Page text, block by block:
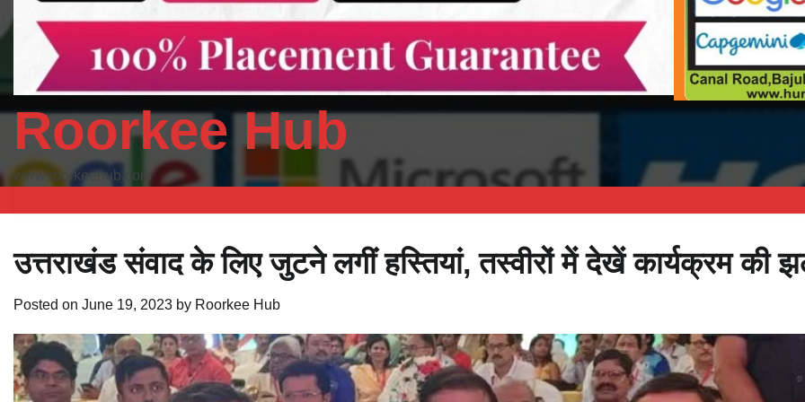
Roorkee Hub
www.roorkeehub.com
उत्तराखंड संवाद के लिए जुटने लगीं हस्तियां, तस्वीरों में देखें कार्यक्रम की
Posted on June 19, 2023 by Roorkee Hub